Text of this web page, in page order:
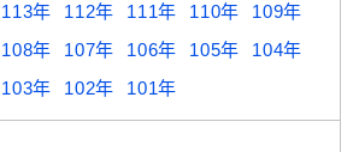
113年 112年 111年 110年
109年
108年
107年 106年 105年
104年
103年
102年 101年